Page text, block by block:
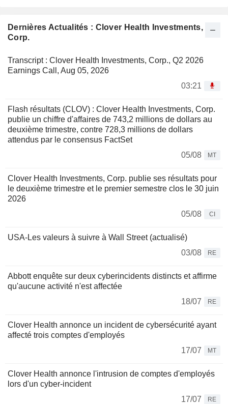
Dernières Actualités : Clover Health Investments,
Corp.
Transcript : Clover Health Investments, Corp., Q2 2026
Earnings Call, Aug 05, 2026
03:21
Flash résultats (CLOV) : Clover Health Investments, Corp.
publie un chiffre d'affaires de 743,2 millions de dollars au
deuxième trimestre, contre 728,3 millions de dollars
attendus par le consensus FactSet
05/08
MT
Clover Health Investments, Corp. publie ses résultats pour
le deuxième trimestre et le premier semestre clos le 30 juin
2026
05/08
CI
USA-Les valeurs à suivre à Wall Street (actualisé)
03/08
RE
Abbott enquête sur deux cyberincidents distincts et affirme
qu'aucune activité n'est affectée
18/07
RE
Clover Health annonce un incident de cybersécurité ayant
affecté trois comptes d'employés
17/07
MT
Clover Health annonce l'intrusion de comptes d'employés
lors d'un cyber-incident
17/07
RE